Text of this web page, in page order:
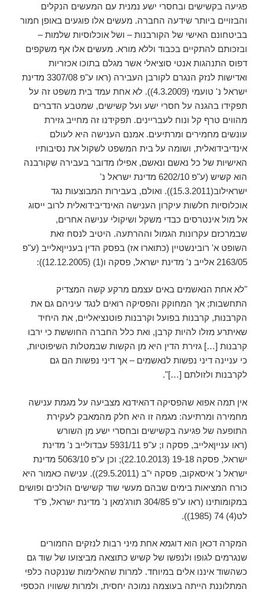
פגיעה בקשישים ובחסרי ישע נמנית עם המעשים הנקלים
והבזויים ביותר שידעה החברה. מעשים אלו פוגעים באופן חמור
בביטחונם האישי של הקורבנות – ושל אוכלוסיות שלמות –
ובזכותם להתקיים בכבוד וללא מורא. מעשים אלו אף משקפים
דפוס התנהגות אנטי סוציאלי אשר מגלם בתוכו אכזריות
ואדישות לנזק הנגרם לקורבן העבירה (ראו ע"פ 3307/08 מדינת
ישראל נ' טועמי (4.3.2009)). לא אחת עמד בית משפט זה על
תפקידו בהגנה על חסרי ישע ועל קשישים, שמטבע הדברים
מהווים טרף קל ונוח לעבריינים. תפקידנו זה מחייב גזירת
עונשים מחמירים ומרתיעים. אמנם הענישה היא לעולם
אינדיבידואלית, ושומה על בית המשפט לשקול את נסיבותיו
האישיות של כל נאשם ונאשם, אפילו מדובר בעבירה שקורבנה
הוא קשיש (ע"פ 6202/10 מדינת ישראל נ'
ישראילוב(15.3.2011)). ואולם, בעבירות המבוצעות נגד
אוכלוסיות חלשות עיקרון הענישה האינדיבידואלית לרוב ייסוג
אל מול אינטרסים כבדי משקל ושיקולי ענישה אחרים,
שבמרכזם עקרונות הגמול וההרתעה. היטיב לנסח זאת
השופט א' רובינשטיין (כתוארו אז) בפסק הדין בענייןאלייב (ע"פ
2163/05 אלייב נ' מדינת ישראל, פסקה ו(1) (12.12.2005)):
"לא אחת הנאשמים באים עצמם מרקע קשה המצדיק
התחשבות; אך המחוקק והפסיקה רואים לנגד עיניהם גם את
הקרבנות, קרבנות בפועל וקרבנות פוטנציאליים, את היחיד
שאיתרע מזלו להיות קרבן, ואת כלל החברה החוששת כי ירבו
קרבנות […] גזירת הדין היא מן הקשות שבמטלות השיפוטיות,
כי עניינה דיני נפשות לנאשמים – אך דיני נפשות הם גם
לקרבנות ולזולתם […]".
אין תמה אפוא שהפסיקה דהאידנא מצביעה על מגמת ענישה
מחמירה ומרתיעה: מגמה זו היא חלק מהמאבק לעקירת
התופעה של פגיעה בקשישים ובחסרי ישע מן השורש
(ראו ענייןאלייב, פסקה ו; ע"פ 5931/11 עבדולייב נ' מדינת
ישראל, פסקה 19-18 (22.10.2013); וכן ע"פ 5063/10 מדינת
ישראל נ' איסאקוב, פסקה י"ב (29.5.2011)). ענישה כאמור היא
כורח המציאות בימים שבהם מעשי שוד קשישים הולכים ופושים
במקומותינו (ראו ע"פ 304/85 תורג'מאן נ' מדינת ישראל, פ"ד
לט(4) 74 (1985)).
המקרה דכאן הוא דוגמא אחת מיני רבות לנזקים החמורים
שנגרמים לגופו ולנפשו של קשיש כתוצאה מביצועו של שוד גם
כשהשוד איננו אלים במיוחד. למרות שהאלימות שננקטה כלפי
המתלוננת הייתה בעוצמה נמוכה יחסית, ולמרות ששוויו הכספי